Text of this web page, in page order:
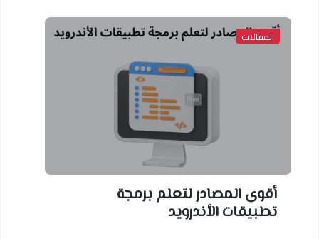
المقالات
أقوى المصادر لتعلم برمجة
تطبيقات الأندرويد